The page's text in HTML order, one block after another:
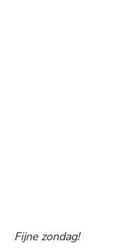
Fijne zondag!